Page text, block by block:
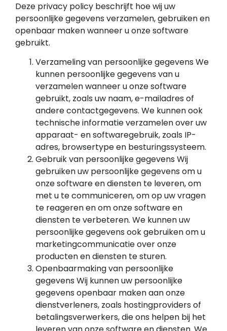
Deze privacy policy beschrijft hoe wij uw
persoonlijke gegevens verzamelen, gebruiken en
openbaar maken wanneer u onze software
gebruikt.
Verzameling van persoonlijke gegevens We
kunnen persoonlijke gegevens van u
verzamelen wanneer u onze software
gebruikt, zoals uw naam, e-mailadres of
andere contactgegevens. We kunnen ook
technische informatie verzamelen over uw
apparaat- en softwaregebruik, zoals IP-
adres, browsertype en besturingssysteem.
Gebruik van persoonlijke gegevens Wij
gebruiken uw persoonlijke gegevens om u
onze software en diensten te leveren, om
met u te communiceren, om op uw vragen
te reageren en om onze software en
diensten te verbeteren. We kunnen uw
persoonlijke gegevens ook gebruiken om u
marketingcommunicatie over onze
producten en diensten te sturen.
Openbaarmaking van persoonlijke
gegevens Wij kunnen uw persoonlijke
gegevens openbaar maken aan onze
dienstverleners, zoals hostingproviders of
betalingsverwerkers, die ons helpen bij het